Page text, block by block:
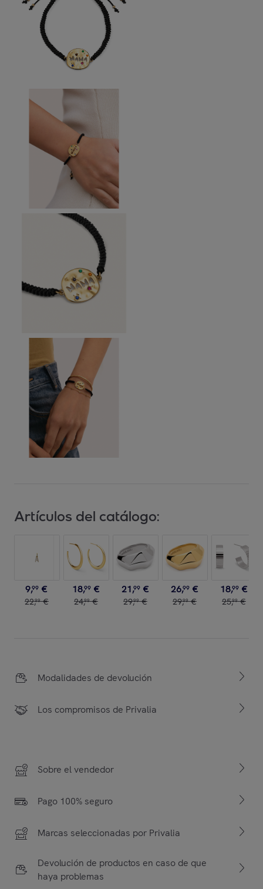
Artículos del catálogo:
9,99 €
22,99 €
18,99 €
24,99 €
21,99 €
29,99 €
26,99 €
29,99 €
18,99 €
25,99 €
Modalidades de devolución
Los compromisos de Privalia
Sobre el vendedor
Pago 100% seguro
Marcas seleccionadas por Privalia
Devolución de productos en caso de que
haya problemas